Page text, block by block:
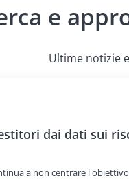
e
Ultime notizie
dai dati sui
a non centrare